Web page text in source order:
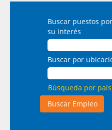
Buscar puestos
su interés
Buscar por
Búsqueda por país